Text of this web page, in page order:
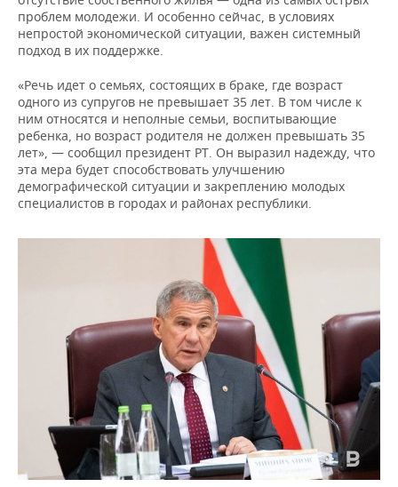
проблем молодежи. И особенно сейчас, в условиях
непростой экономической ситуации, важен системный
подход в их поддержке.
«Речь идет о семьях, состоящих в браке, где возраст
одного из супругов не превышает 35 лет. В том числе к
ним относятся и неполные семьи, воспитывающие
ребенка, но возраст родителя не должен превышать 35
лет», — сообщил президент РТ. Он выразил надежду, что
эта мера будет способствовать улучшению
демографической ситуации и закреплению молодых
специалистов в городах и районах республики.